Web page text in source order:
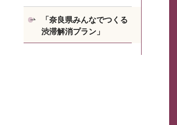
「奈良県みんなでつくる
渋滞解消プラン」